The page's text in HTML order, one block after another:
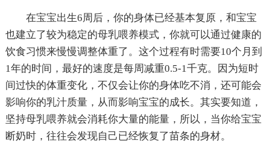
在宝宝出生6周后，你的身体已经基本复原，和宝宝
也建立了较为稳定的母乳喂养模式，你就可以通过健康的
饮食习惯来慢慢调整体重了。这个过程有时需要10个月到
1年的时间，最好的速度是每周减重0.5-1千克。因为短时
间过快的体重变化，不仅会让你的身体吃不消，还可能会
影响你的乳汁质量，从而影响宝宝的成长。其实要知道，
坚持母乳喂养就会消耗你大量的能量，所以，当你给宝宝
断奶时，往往会发现自己已经恢复了苗条的身材。